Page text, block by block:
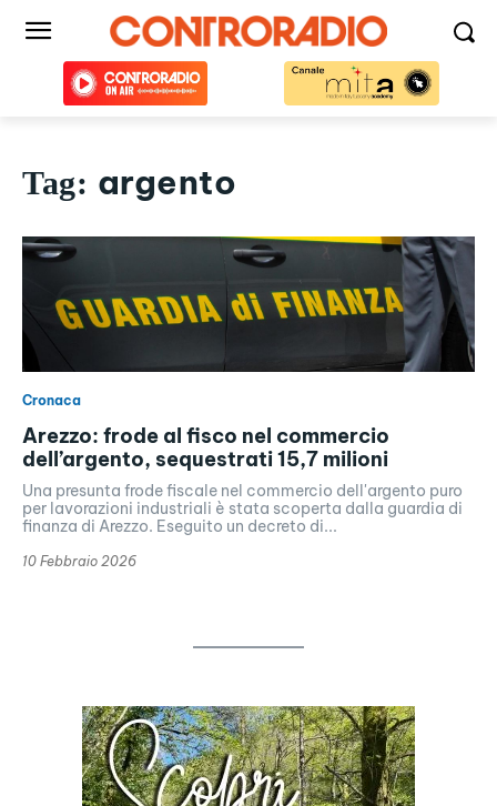
Tag: argento
Cronaca
Arezzo: frode al fisco nel commercio
dell’argento, sequestrati 15,7 milioni
Una presunta frode fiscale nel commercio dell'argento puro
per lavorazioni industriali è stata scoperta dalla guardia di
finanza di Arezzo. Eseguito un decreto di...
10 Febbraio 2026